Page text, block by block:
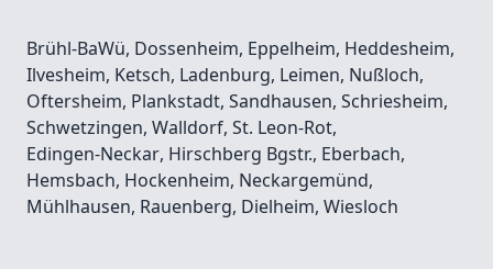
Brühl-BaWü, Dossenheim, Eppelheim, Heddesheim,
Ilvesheim, Ketsch, Ladenburg, Leimen, Nußloch,
Oftersheim, Plankstadt, Sandhausen, Schriesheim,
Schwetzingen, Walldorf, St. Leon-Rot,
Edingen-Neckar, Hirschberg Bgstr., Eberbach,
Hemsbach, Hockenheim, Neckargemünd,
Mühlhausen, Rauenberg, Dielheim, Wiesloch